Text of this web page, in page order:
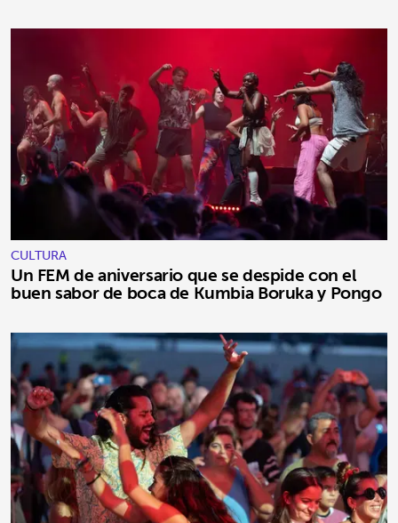
CULTURA
Un FEM de aniversario que se despide con el
buen sabor de boca de Kumbia Boruka y Pongo